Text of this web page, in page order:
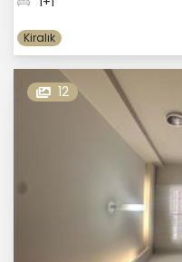
Kiralık
12